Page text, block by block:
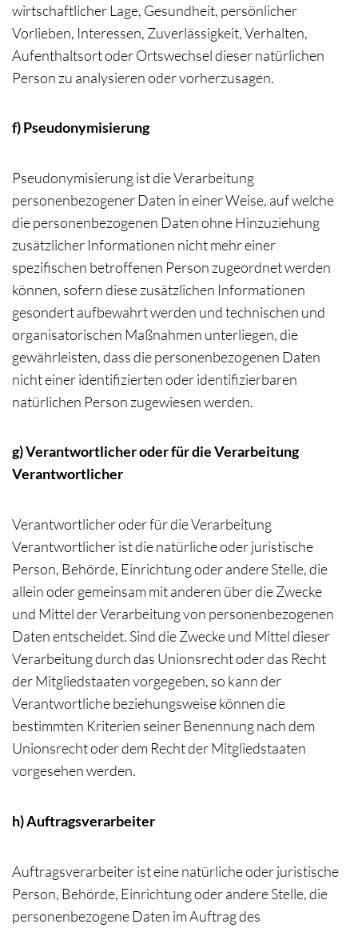
wirtschaftlicher Lage, Gesundheit, persönlicher
Vorlieben, Interessen, Zuverlässigkeit, Verhalten,
Aufenthaltsort oder Ortswechsel dieser natürlichen
Person zu analysieren oder vorherzusagen.
f) Pseudonymisierung
Pseudonymisierung ist die Verarbeitung
personenbezogener Daten in einer Weise, auf welche
die personenbezogenen Daten ohne Hinzuziehung
zusätzlicher Informationen nicht mehr einer
spezifischen betroffenen Person zugeordnet werden
können, sofern diese zusätzlichen Informationen
gesondert aufbewahrt werden und technischen und
organisatorischen Maßnahmen unterliegen, die
gewährleisten, dass die personenbezogenen Daten
nicht einer identifizierten oder identifizierbaren
natürlichen Person zugewiesen werden.
g) Verantwortlicher oder für die Verarbeitung
Verantwortlicher
Verantwortlicher oder für die Verarbeitung
Verantwortlicher ist die natürliche oder juristische
Person, Behörde, Einrichtung oder andere Stelle, die
allein oder gemeinsam mit anderen über die Zwecke
und Mittel der Verarbeitung von personenbezogenen
Daten entscheidet. Sind die Zwecke und Mittel dieser
Verarbeitung durch das Unionsrecht oder das Recht
der Mitgliedstaaten vorgegeben, so kann der
Verantwortliche beziehungsweise können die
bestimmten Kriterien seiner Benennung nach dem
Unionsrecht oder dem Recht der Mitgliedstaaten
vorgesehen werden.
h) Auftragsverarbeiter
Auftragsverarbeiter ist eine natürliche oder juristische
Person, Behörde, Einrichtung oder andere Stelle, die
personenbezogene Daten im Auftrag des